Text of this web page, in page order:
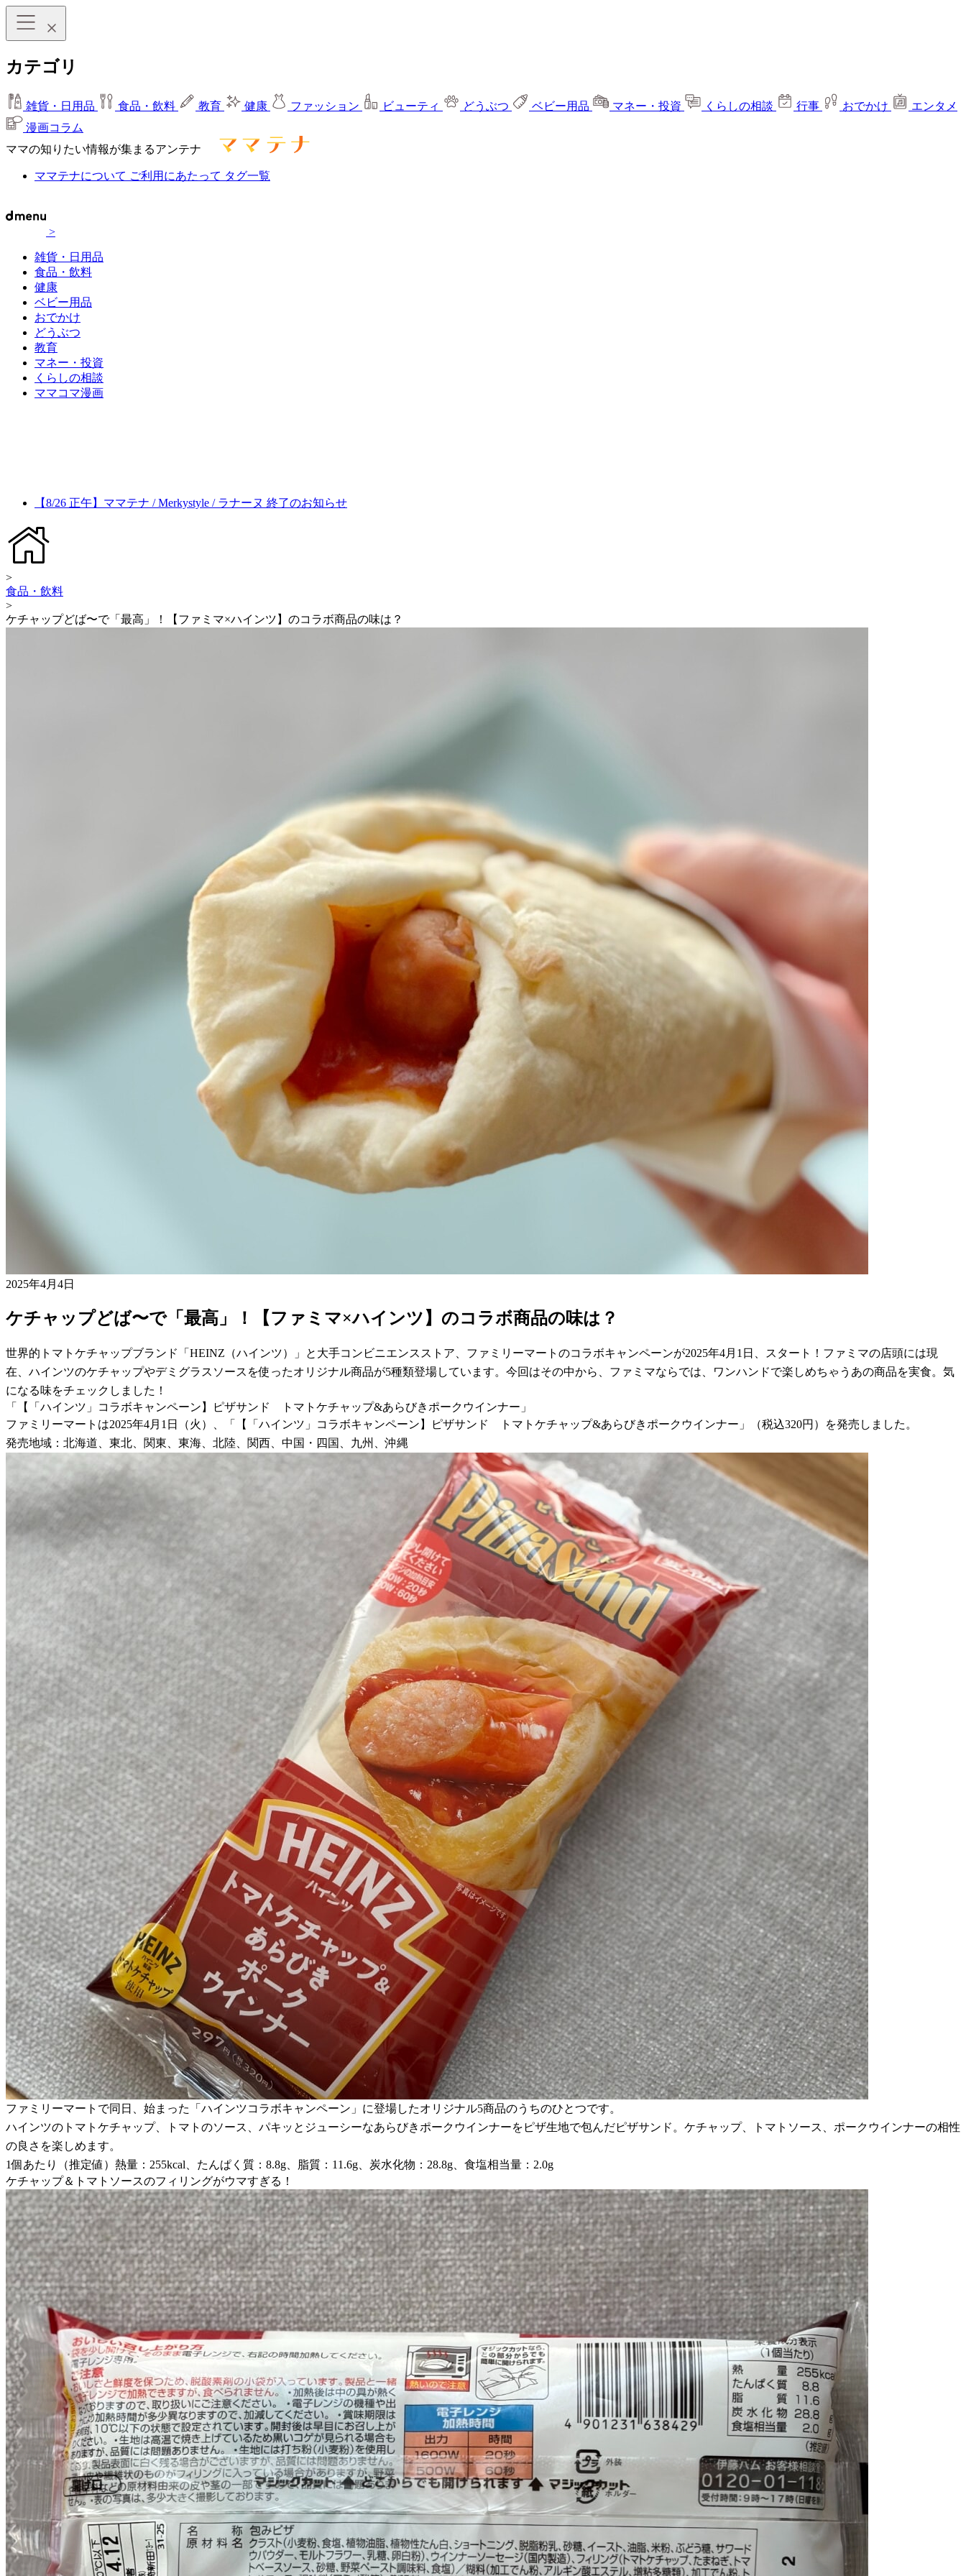
カテゴリ
雑貨・日用品 食品・飲料 教育 健康 ファッション ビューティ どうぶつ ベビー用品 マネー・投資 くらしの相談 行事 おでかけ
エンタメ
漫画コラム
ママの知りたい情報が集まるアンテナ
ママテナについて ご利用にあたって タグ一覧
>
雑貨・日用品
食品・飲料
健康
ベビー用品
おでかけ
どうぶつ
教育
マネー・投資
くらしの相談
ママコマ漫画
【8/26 正午】ママテナ / Merkystyle / ラナーヌ 終了のお知らせ
>
食品・飲料
>
ケチャップどば〜で「最高」！【ファミマ×ハインツ】のコラボ商品の味は？
2025年4月4日
ケチャップどば〜で「最高」！【ファミマ×ハインツ】のコラボ商品の味は？
世界的トマトケチャップブランド「HEINZ（ハインツ）」と大手コンビニエンスストア、ファミリーマートのコラボキャンペーンが2025年4月1日、スタート！ファミマの店頭には現
在、ハインツのケチャップやデミグラスソースを使ったオリジナル商品が5種類登場しています。今回はその中から、ファミマならでは、ワンハンドで楽しめちゃうあの商品を実食。気
になる味をチェックしました！
「【「ハインツ」コラボキャンペーン】ピザサンド トマトケチャップ&あらびきポークウインナー」
ファミリーマートは2025年4月1日（火）、「【「ハインツ」コラボキャンペーン】ピザサンド トマトケチャップ&あらびきポークウインナー」（税込320円）を発売しました。
発売地域：北海道、東北、関東、東海、北陸、関西、中国・四国、九州、沖縄
ファミリーマートで同日、始まった「ハインツコラボキャンペーン」に登場したオリジナル5商品のうちのひとつです。
ハインツのトマトケチャップ、トマトのソース、パキッとジューシーなあらびきポークウインナーをピザ生地で包んだピザサンド。ケチャップ、トマトソース、ポークウインナーの相性
の良さを楽しめます。
1個あたり（推定値）熱量：255kcal、たんぱく質：8.8g、脂質：11.6g、炭水化物：28.8g、食塩相当量：2.0g
ケチャップ＆トマトソースのフィリングがウマすぎる！